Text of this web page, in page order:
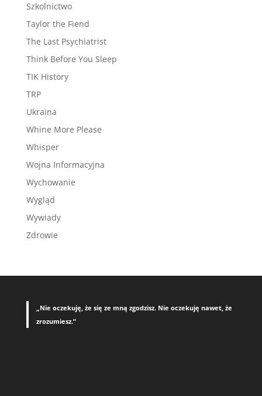
Szkolnictwo
Taylor the Fiend
The Last Psychiatrist
Think Before You Sleep
TIK History
TRP
Ukraina
Whine More Please
Whisper
Wojna Informacyjna
Wychowanie
Wygląd
Wywiady
Zdrowie
„Nie oczekuję, że się ze mną zgodzisz. Nie oczekuję nawet, że
zrozumiesz.”